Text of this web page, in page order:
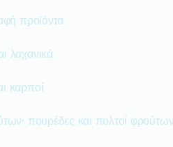
προϊόντα
λαχανικά
καρποί
πουρέδες και πολτοί